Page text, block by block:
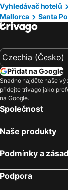
Vyhledávač hotelů
Mallorca
Santa
Přidat na Google
Snadno najděte naše
přidejte trivago jako
na Google.
Společnost
Naše produkty
Podmínky a
Podpora